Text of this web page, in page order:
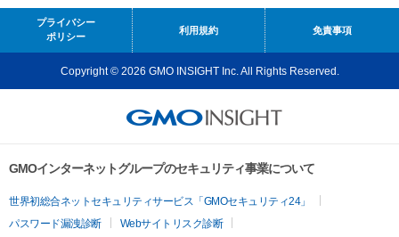
プライバシー
ポリシー
利用規約 免責事項
Copyright © 2026 GMO INSIGHT Inc. All Rights Reserved.
GMOインターネットグループのセキュリティ事業について
世界初総合ネットセキュリティサービス「GMOセキュリティ24」
パスワード漏洩診断
Webサイトリスク診断